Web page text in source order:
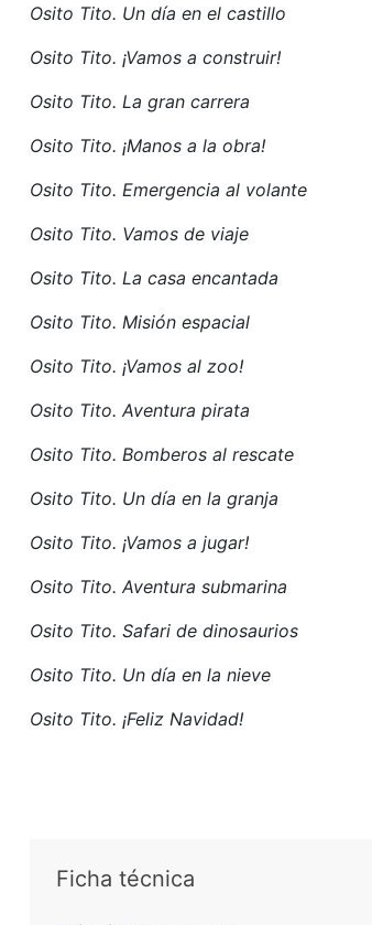
Osito Tito. Un día en el castillo
Osito Tito. ¡Vamos a construir!
Osito Tito. La gran carrera
Osito Tito. ¡Manos a la obra!
Osito Tito. Emergencia al volante
Osito Tito. Vamos de viaje
Osito Tito. La casa encantada
Osito Tito. Misión espacial
Osito Tito. ¡Vamos al zoo!
Osito Tito. Aventura pirata
Osito Tito. Bomberos al rescate
Osito Tito. Un día en la granja
Osito Tito. ¡Vamos a jugar!
Osito Tito. Aventura submarina
Osito Tito. Safari de dinosaurios
Osito Tito. Un día en la nieve
Osito Tito. ¡Feliz Navidad!
Ficha técnica